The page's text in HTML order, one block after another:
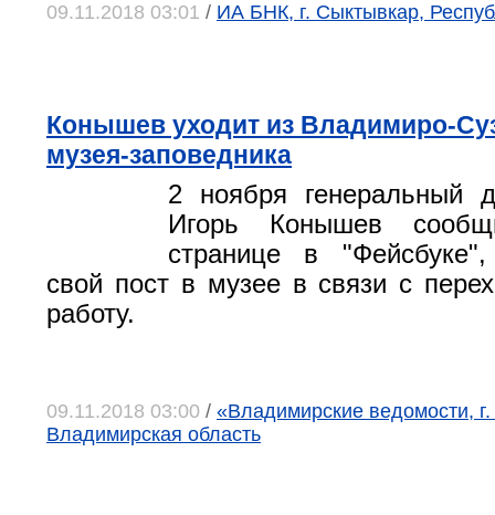
09.11.2018 03:01 / ИА БНК, г. Сыктывкар,
Конышев уходит из Владимиро-
музея-заповедника
2 ноября генеральный
Игорь Конышев
странице в
свой пост в музее в связи с
работу.
09.11.2018 03:00 / «Владимирские ведомости,
Владимирская область